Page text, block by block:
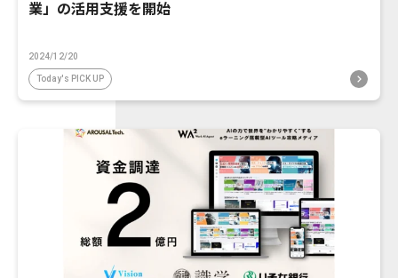
業」の活用支援を開始
2024/12/20
Today's PICK UP